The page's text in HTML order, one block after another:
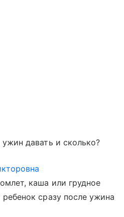
давать и сколько?
каша или грудное
сразу после ужина